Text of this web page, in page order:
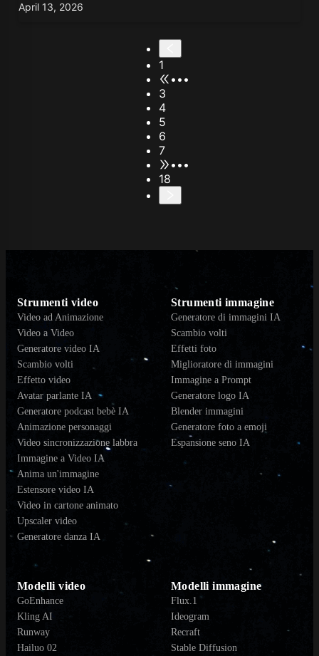
April 13, 2026
1
•••
3
4
5
6
7
•••
18
Strumenti video
Video ad Animazione
Video a Video
Generatore video IA
Scambio volti
Effetto video
Avatar parlante IA
Generatore podcast bebè IA
Animazione personaggi
Video sincronizzazione labbra
Immagine a Video IA
Anima un'immagine
Estensore video IA
Video in cartone animato
Upscaler video
Generatore danza IA
Strumenti immagine
Generatore di immagini IA
Scambio volti
Effetti foto
Miglioratore di immagini
Immagine a Prompt
Generatore logo IA
Blender immagini
Generatore foto a emoji
Espansione seno IA
Modelli video
GoEnhance
Kling AI
Runway
Hailuo 02
Modelli immagine
Flux.1
Ideogram
Recraft
Stable Diffusion